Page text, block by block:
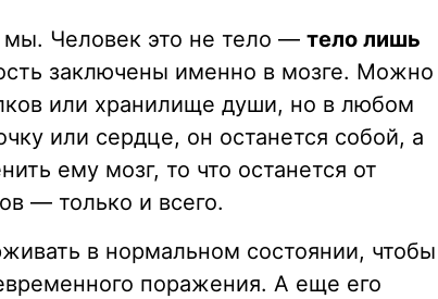
мы. Человек это не тело — тело лишь
заключены именно в мозге. Можно
или хранилище души, но в любом
или сердце, он останется собой, а
ему мозг, то что останется от
— только и всего.
в нормальном состоянии, чтобы
поражения. А еще его